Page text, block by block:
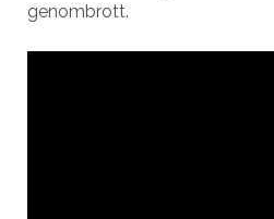
genombrott.